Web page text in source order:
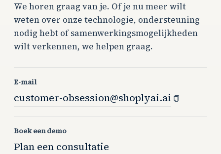
We horen graag van je. Of je nu meer wilt
weten over onze technologie, ondersteuning
nodig hebt of samenwerkingsmogelijkheden
wilt verkennen, we helpen graag.
E-mail
customer-obsession@shoplyai.ai
Boek een demo
Plan een consultatie